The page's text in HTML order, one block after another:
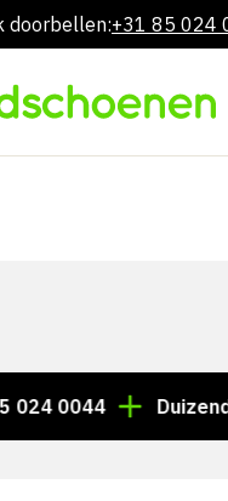
doorbellen:+31 85 024
Duizenden